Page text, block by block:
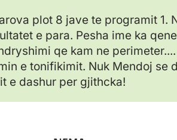
plot 8 jave te programit
e para. Pesha ime ka
qe kam ne
e tonifikimit. Nuk Mendoj se
e dashur per gjithcka!